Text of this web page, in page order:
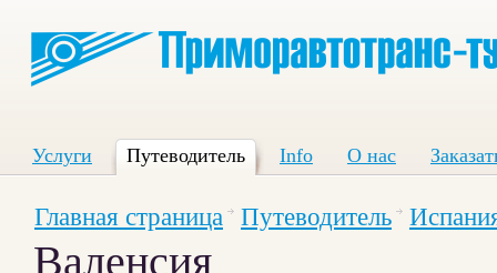
Услуги Путеводитель Info О нас
Главная страница Путеводитель
Валенсия